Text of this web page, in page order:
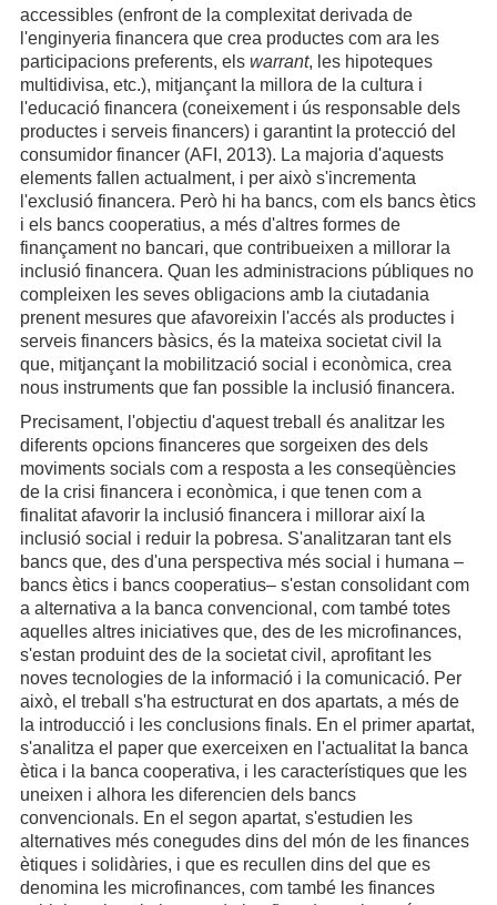
accessibles (enfront de la complexitat derivada de
l'enginyeria financera que crea productes com ara les
participacions preferents, els warrant, les hipoteques
multidivisa, etc.), mitjançant la millora de la cultura i
l'educació financera (coneixement i ús responsable dels
productes i serveis financers) i garantint la protecció del
consumidor financer (AFI, 2013). La majoria d'aquests
elements fallen actualment, i per això s'incrementa
l'exclusió financera. Però hi ha bancs, com els bancs ètics
i els bancs cooperatius, a més d'altres formes de
finançament no bancari, que contribueixen a millorar la
inclusió financera. Quan les administracions públiques no
compleixen les seves obligacions amb la ciutadania
prenent mesures que afavoreixin l'accés als productes i
serveis financers bàsics, és la mateixa societat civil la
que, mitjançant la mobilització social i econòmica, crea
nous instruments que fan possible la inclusió financera.
Precisament, l'objectiu d'aquest treball és analitzar les
diferents opcions financeres que sorgeixen des dels
moviments socials com a resposta a les conseqüències
de la crisi financera i econòmica, i que tenen com a
finalitat afavorir la inclusió financera i millorar així la
inclusió social i reduir la pobresa. S'analitzaran tant els
bancs que, des d'una perspectiva més social i humana –
bancs ètics i bancs cooperatius– s'estan consolidant com
a alternativa a la banca convencional, com també totes
aquelles altres iniciatives que, des de les microfinances,
s'estan produint des de la societat civil, aprofitant les
noves tecnologies de la informació i la comunicació. Per
això, el treball s'ha estructurat en dos apartats, a més de
la introducció i les conclusions finals. En el primer apartat,
s'analitza el paper que exerceixen en l'actualitat la banca
ètica i la banca cooperativa, i les característiques que les
uneixen i alhora les diferencien dels bancs
convencionals. En el segon apartat, s'estudien les
alternatives més conegudes dins del món de les finances
ètiques i solidàries, i que es recullen dins del que es
denomina les microfinances, com també les finances